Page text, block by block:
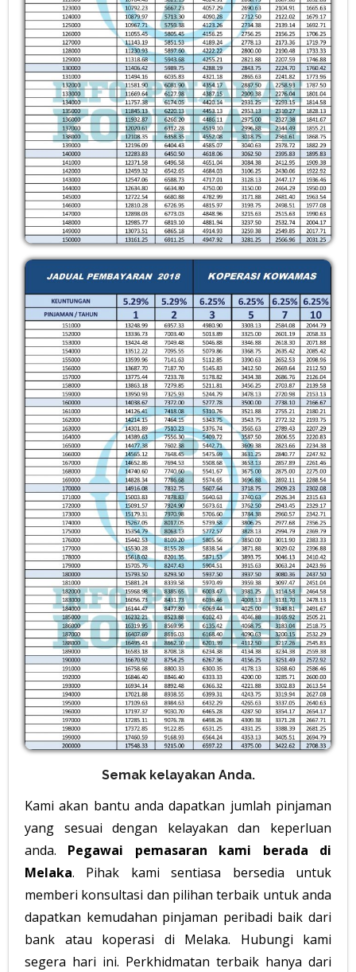
Semak kelayakan Anda.
Kami akan bantu anda dapatkan jumlah pinjaman
yang sesuai dengan kelayakan dan keperluan
anda. Pegawai pemasaran kami berada di
Melaka. Pihak kami sentiasa bersedia untuk
memberi konsultasi dan pilihan terbaik untuk anda
dapatkan kemudahan pinjaman peribadi baik dari
bank atau koperasi di Melaka. Hubungi kami
segera hari ini. Perkhidmatan terbaik hanya dari